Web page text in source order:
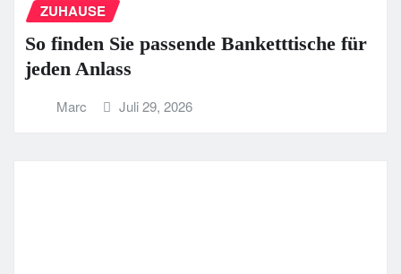
ZUHAUSE
So finden Sie passende Banketttische für
jeden Anlass
Marc Juli 29, 2026